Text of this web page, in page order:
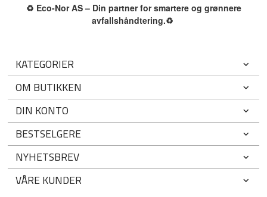
♻️ Eco-Nor AS – Din partner for smartere og grønnere
avfallshåndtering.♻️
KATEGORIER
OM BUTIKKEN
DIN KONTO
BESTSELGERE
NYHETSBREV
VÅRE KUNDER